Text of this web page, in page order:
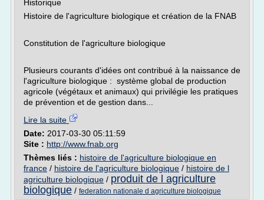
Historique
Histoire de l'agriculture biologique et création de la FNAB
Constitution de l'agriculture biologique
Plusieurs courants d'idées ont contribué à la naissance de
l'agriculture biologique : système global de production
agricole (végétaux et animaux) qui privilégie les pratiques
de prévention et de gestion dans...
Lire la suite
Date: 2017-03-30 05:11:59
Site : http://www.fnab.org
Thèmes liés : histoire de l'agriculture biologique en
france / histoire de l'agriculture biologique / histoire de l
agriculture biologique / produit de l agriculture
biologique / federation nationale d agriculture biologique